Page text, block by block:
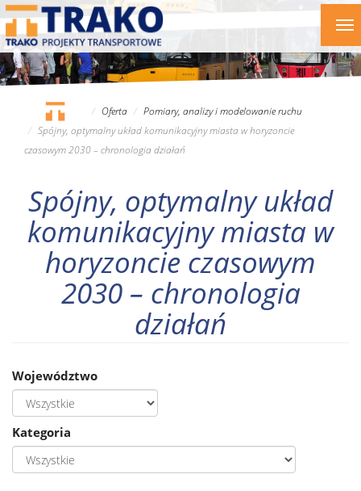
Przejdź
treści
Oferta
Pomiary, analizy i modelowanie ruchu
Spójny, optymalny układ komunikacyjny miasta w horyzoncie
czasowym 2030 – chronologia działań
Spójny, optymalny układ
komunikacyjny miasta w
horyzoncie czasowym
2030 – chronologia
działań
Województwo
Kategoria